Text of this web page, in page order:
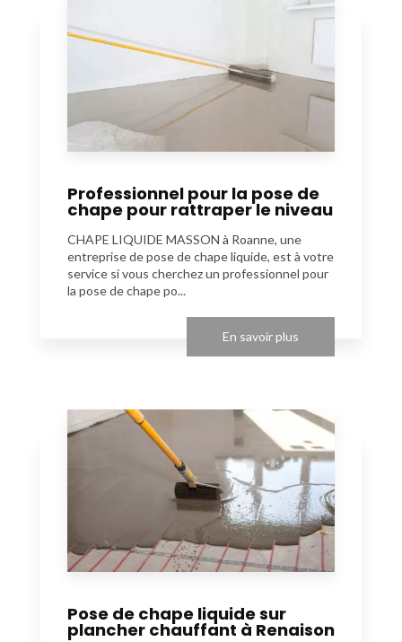
Professionnel pour la pose de
chape pour rattraper le niveau
CHAPE LIQUIDE MASSON à Roanne, une
entreprise de pose de chape liquide, est à votre
service si vous cherchez un professionnel pour
la pose de chape po...
En savoir plus
Pose de chape liquide sur
plancher chauffant à Renaison